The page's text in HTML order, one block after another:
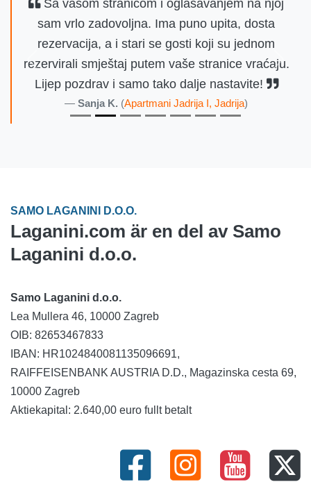
Sa vašom stranicom i oglašavanjem na njoj
sam vrlo zadovoljna. Ima puno upita, dosta
rezervacija, a i stari se gosti koji su jednom
rezervirali smještaj putem vaše stranice vraćaju.
Lijep pozdrav i samo tako dalje nastavite!
Sanja K. (Apartmani Jadrija I, Jadrija)
Föregående Nästa
SAMO LAGANINI D.O.O.
Laganini.com är en del av Samo
Laganini d.o.o.
Samo Laganini d.o.o.
Lea Mullera 46, 10000 Zagreb
OIB: 82653467833
IBAN: HR1024840081135096691,
RAIFFEISENBANK AUSTRIA D.D., Magazinska cesta 69,
10000 Zagreb
Aktiekapital: 2.640,00 euro fullt betalt